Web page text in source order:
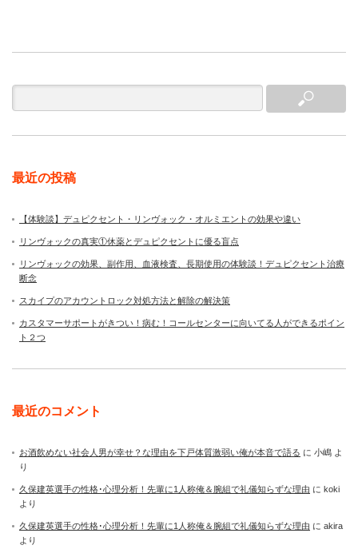
最近の投稿
【体験談】デュピクセント・リンヴォック・オルミエントの効果や違い
リンヴォックの真実①休薬とデュピクセントに優る盲点
リンヴォックの効果、副作用、血液検査、長期使用の体験談！デュピクセント治療
断念
スカイプのアカウントロック対処方法と解除の解決策
カスタマーサポートがきつい！病む！コールセンターに向いてる人ができるポイン
ト２つ
最近のコメント
お酒飲めない社会人男が幸せ？な理由を下戸体質激弱い俺が本音で語る に 小嶋 よ
り
久保建英選手の性格･心理分析！先輩に1人称俺＆腕組で礼儀知らずな理由 に koki
より
久保建英選手の性格･心理分析！先輩に1人称俺＆腕組で礼儀知らずな理由 に akira
より